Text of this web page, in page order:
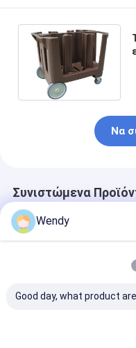
Να
Συνιστώμενα
Wendy
Good day, what product